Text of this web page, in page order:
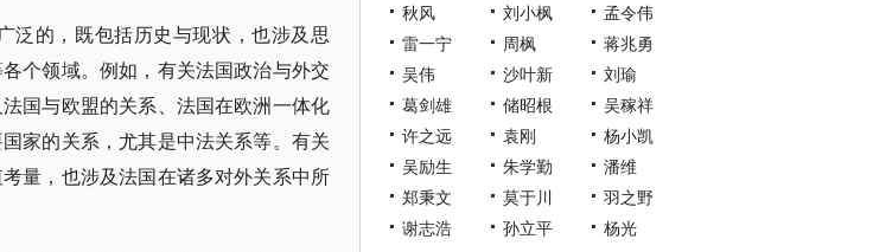
泛的，既包括历史与现状，也涉及思
个领域。例如，有关法国政治与外交
国与欧盟的关系、法国在欧洲一体化
家的关系，尤其是中法关系等。有关
量，也涉及法国在诸多对外关系中所
秋风
刘小枫
孟令伟
雷一宁
周枫
蒋兆勇
吴伟
沙叶新
刘瑜
葛剑雄
储昭根
吴稼祥
许之远
袁刚
杨小凯
吴励生
朱学勤
潘维
郑秉文
莫于川
羽之野
谢志浩
孙立平 杨光